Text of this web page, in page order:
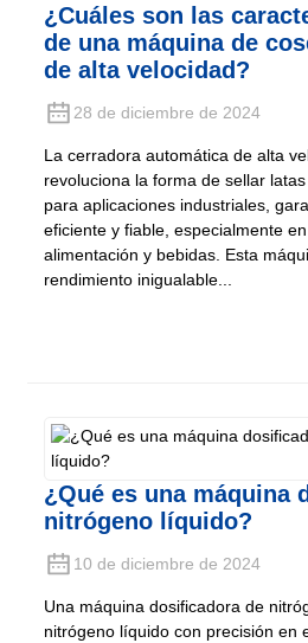
¿Cuáles son las
de una máquina de
de alta velocidad?
28 de diciembre de 2024
La cerradora automática de alta
revoluciona la forma de sellar
para aplicaciones industriales,
eficiente y fiable, especialmente
alimentación y bebidas. Esta
rendimiento inigualable...
¿Qué es una máquina
nitrógeno líquido?
10 de diciembre de 2024
Una máquina dosificadora de
nitrógeno líquido con precisión en